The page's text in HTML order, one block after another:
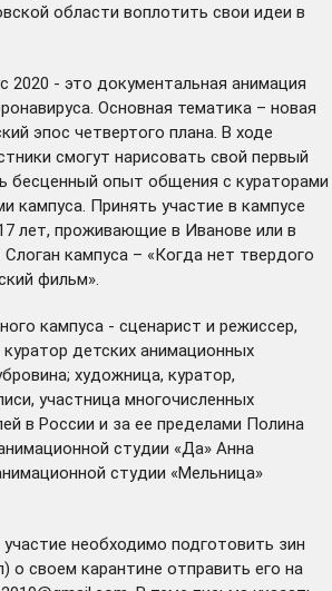
области воплотить свои идеи в
2020 - это документальная анимация
Основная тематика – новая
эпос четвертого плана. В ходе
смогут нарисовать свой первый
бесценный опыт общения с кураторами
кампуса. Принять участие в кампусе
лет, проживающие в Иванове или в
кампуса – «Когда нет твердого
фильм».
кампуса - сценарист и режиссер,
детских анимационных
художница, куратор,
участница многочисленных
в России и за ее пределами Полина
студии «Да» Анна
студии «Мельница»
необходимо подготовить зин
о своем карантине отправить его на